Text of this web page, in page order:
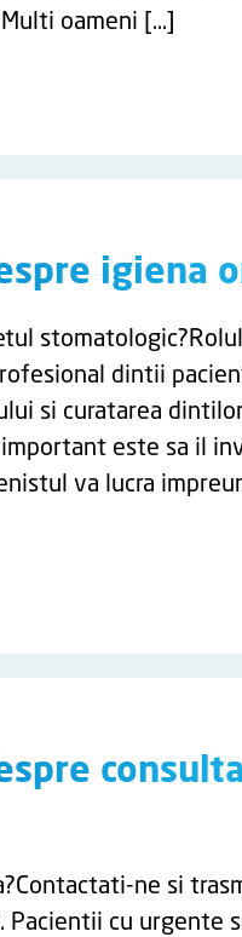
oameni […]
igiena
dintii
si curatarea
este sa il
va lucra
ne si
Pacientii cu urgente